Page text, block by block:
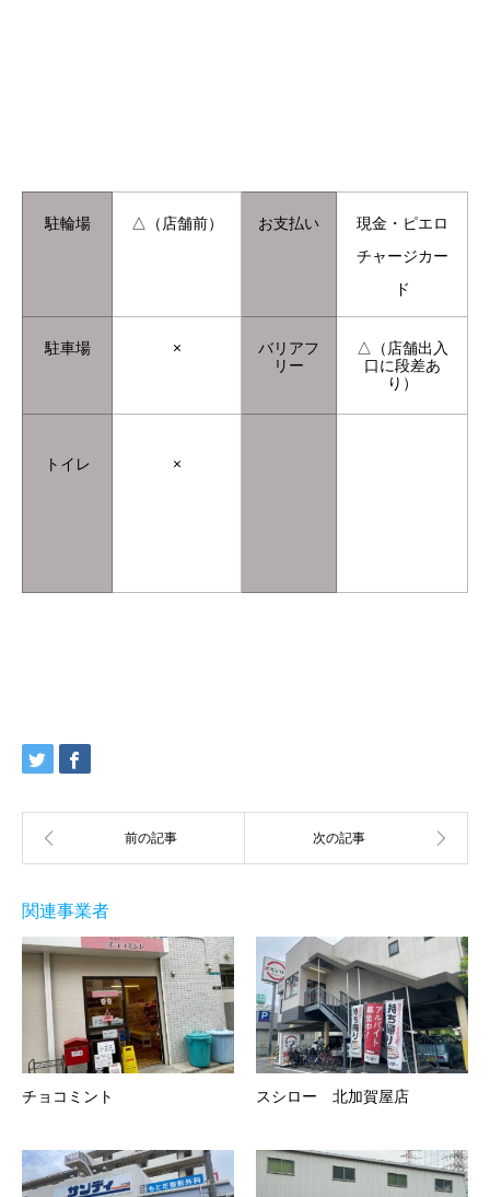
駐輪場 △（店舗前） お支払い
現金・ピエロ
チャージカー
ド
駐車場 ×
バリアフ
リー
△（店舗出入
口に段差あ
り）
トイレ ×
関連事業者
チョコミント スシロー 北加賀屋店